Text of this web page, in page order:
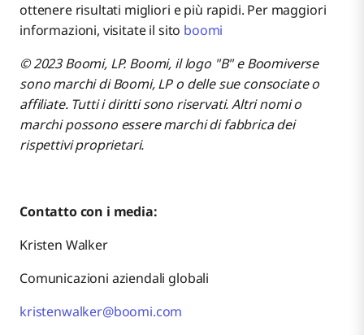
ottenere risultati migliori e più rapidi. Per maggiori
informazioni, visitate il sito boomi
© 2023 Boomi, LP. Boomi, il logo "B" e Boomiverse
sono marchi di Boomi, LP o delle sue consociate o
affiliate. Tutti i diritti sono riservati. Altri nomi o
marchi possono essere marchi di fabbrica dei
rispettivi proprietari.
Contatto con i media:
Kristen Walker
Comunicazioni aziendali globali
kristenwalker@boomi.com